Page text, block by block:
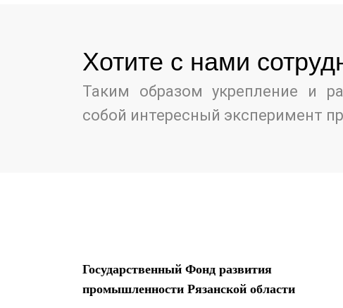
Хотите c нами
Таким образом укрепление и
собой интересный эксперимент
Государственный Фонд развития
промышленности Рязанской области